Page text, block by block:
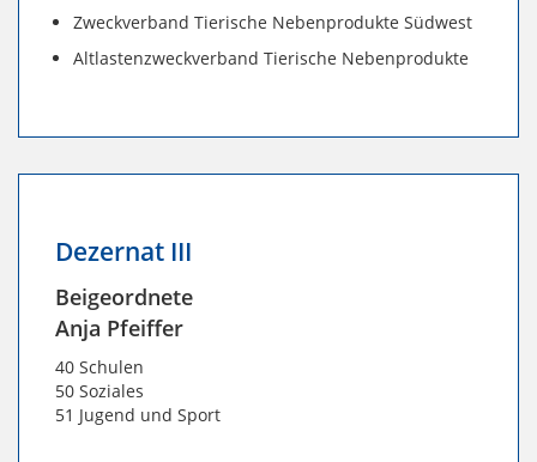
Zweckverband Tierische Nebenprodukte Südwest
Altlastenzweckverband Tierische Nebenprodukte
Dezernat III
Beigeordnete
Anja Pfeiffer
40 Schulen
50 Soziales
51 Jugend und Sport